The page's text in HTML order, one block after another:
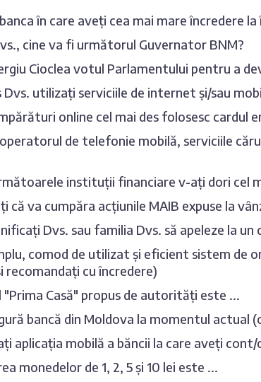
în care aveți cea mai mare încredere
cine va fi următorul Guvernator BNM?
Cioclea votul Parlamentului pentru a
Dvs. utilizați serviciile de internet și/sau
online cel mai des folosesc cardul
de telefonie mobilă, serviciile
instituții financiare v-ați dori cel
că va cumpăra acțiunile MAIB expuse la
Dvs. sau familia Dvs. să apeleze la un
comod de utilizat și eficient sistem de
recomandați cu încredere)
"Prima Casă" propus de autorități este ...
bancă din Moldova la momentul actual
aplicația mobilă a băncii la care aveți cont/
monedelor de 1, 2, 5 și 10 lei este ...